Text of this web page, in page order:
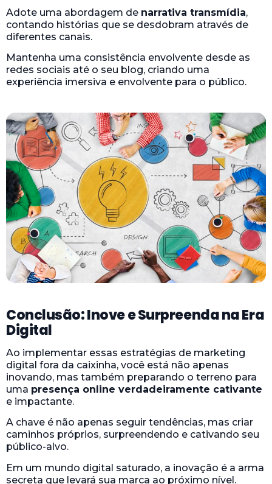
Adote uma abordagem de narrativa transmídia,
contando histórias que se desdobram através de
diferentes canais.
Mantenha uma consistência envolvente desde as
redes sociais até o seu blog, criando uma
experiência imersiva e envolvente para o público.
Conclusão: Inove e Surpreenda na Era
Digital
Ao implementar essas estratégias de marketing
digital fora da caixinha, você está não apenas
inovando, mas também preparando o terreno para
uma presença online verdadeiramente cativante
e impactante.
A chave é não apenas seguir tendências, mas criar
caminhos próprios, surpreendendo e cativando seu
público-alvo.
Em um mundo digital saturado, a inovação é a arma
secreta que levará sua marca ao próximo nível.